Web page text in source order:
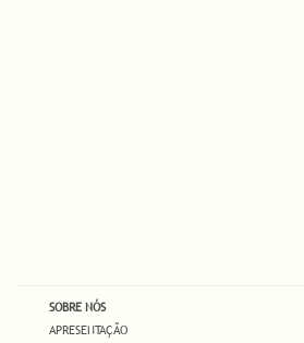
SOBRE NÓS
APRESENTAÇÃO